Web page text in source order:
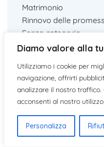
Diamo valore alla
Utilizziamo i cookie per
navigazione, offrirti
analizzare il nostro traffico.
acconsenti al nostro
Personalizza
Matrimonio
Rinnovo delle
Senza categoria
Unione civile
Search Blog